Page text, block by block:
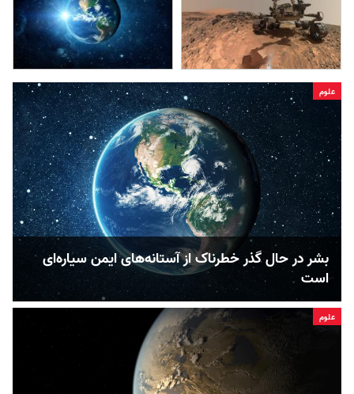
علوم
بشر در حال گذر خطرناک از آستانه‌های ایمن سیاره‌ای
است
علوم